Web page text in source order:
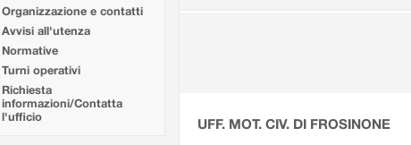
Organizzazione e contatti
Avvisi all'utenza
Normative
Turni operativi
Richiesta
informazioni/Contatta
l'ufficio
UFF. MOT. CIV. DI FROSINONE